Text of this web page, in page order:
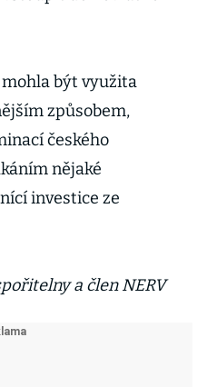
mohla být využita
způsobem,
českého
nějaké
investice ze
a člen NERV